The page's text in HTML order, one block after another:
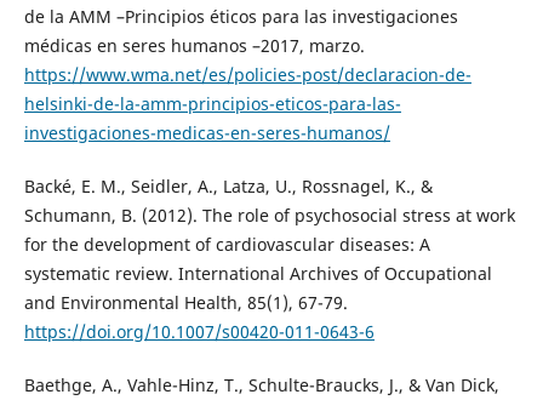
de la AMM –Principios éticos para las investigaciones
médicas en seres humanos –2017, marzo.
https://www.wma.net/es/policies-post/declaracion-de-
helsinki-de-la-amm-principios-eticos-para-las-
investigaciones-medicas-en-seres-humanos/
Backé, E. M., Seidler, A., Latza, U., Rossnagel, K., &
Schumann, B. (2012). The role of psychosocial stress at work
for the development of cardiovascular diseases: A
systematic review. International Archives of Occupational
and Environmental Health, 85(1), 67-79.
https://doi.org/10.1007/s00420-011-0643-6
Baethge, A., Vahle-Hinz, T., Schulte-Braucks, J., & Van Dick,